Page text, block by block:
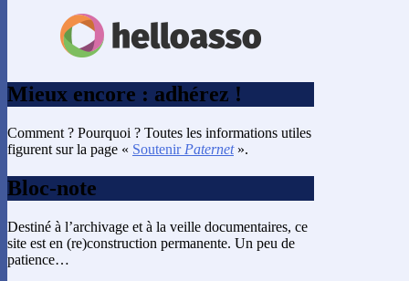
Mieux encore : adhérez !
Comment ? Pourquoi ? Toutes les informations utiles
figurent sur la page « Soutenir Paternet».
Bloc-note
Destiné à l’archivage et à la veille documentaires, ce
site est en (re)construction permanente. Un peu de
patience…